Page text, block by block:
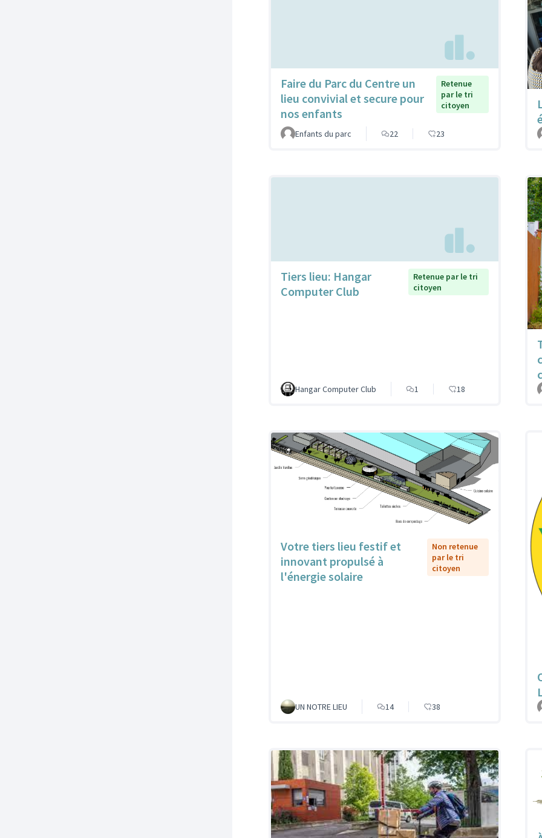
Faire du Parc du Centre un
lieu convivial et secure pour
nos enfants
Retenue
par le tri
citoyen
Enfants du parc 22 23
Tiers lieu: Hangar
Computer Club
Retenue par le tri
citoyen
Hangar Computer Club 1 18
Votre tiers lieu festif et
innovant propulsé à
l'énergie solaire
Non retenue
par le tri
citoyen
UN NOTRE LIEU 14 38